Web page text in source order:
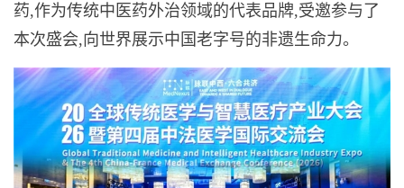
药,作为传统中医药外治领域的代表品牌,受邀参与了
本次盛会,向世界展示中国老字号的非遗生命力。